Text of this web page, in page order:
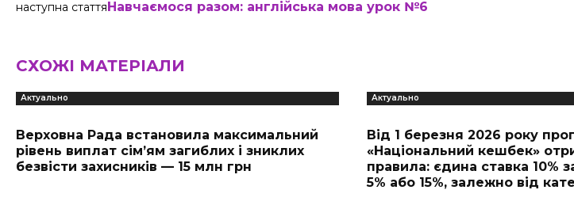
наступна статтяНавчаємося разом: англійська мова урок №6
СХОЖІ МАТЕРІАЛИ
Актуально
Верховна Рада встановила максимальний
рівень виплат сім’ям загиблих і зниклих
безвісти захисників — 15 млн грн
Актуально
Від 1 березня 2026 року
«Національний кешбек»
правила: єдина ставка 10%
5% або 15%, залежно від